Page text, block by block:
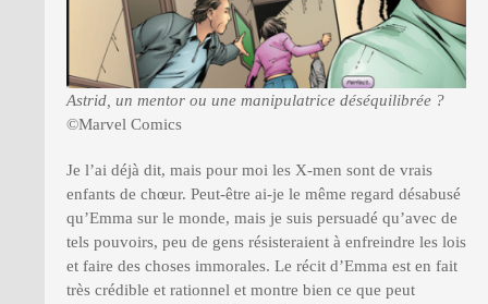
Astrid, un mentor ou une manipulatrice déséquilibrée ?
©Marvel Comics
Je l’ai déjà dit, mais pour moi les X-men sont de vrais
enfants de chœur. Peut-être ai-je le même regard désabusé
qu’Emma sur le monde, mais je suis persuadé qu’avec de
tels pouvoirs, peu de gens résisteraient à enfreindre les lois
et faire des choses immorales. Le récit d’Emma est en fait
très crédible et rationnel et montre bien ce que peut